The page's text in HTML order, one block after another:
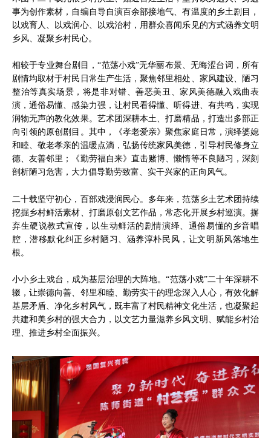
事为创作素材，自编自导自演百余部接地气、有温度的乡土剧目，
以戏育人、以戏润心、以戏治村，用群众喜闻乐见的方式涵养文明
乡风、凝聚乡村民心。
相较于专业舞台剧目，“范荡小戏”无华丽布景、无晦涩台词，所有
剧情均取材于村民日常生产生活，聚焦邻里相处、家风建设、陋习
整治等真实场景，将是非对错、善恶美丑、家风美德融入戏曲表
演，通俗易懂、感染力强，让村民看得懂、听得进、有共鸣，实现
润物无声的教化效果。艺术团深耕本土、打磨精品，打造出多部正
向引领的原创剧目。其中，《孝老爱亲》聚焦家庭日常，演绎婆媳
和睦、敬老孝亲的温暖点滴，弘扬传统家风美德，引导村民修身立
德、友善邻里；《勤劳福自来》直击赌博、懒惰等不良陋习，深刻
剖析陋习危害，大力倡导勤劳致富、实干兴家的正向风气。
二十载坚守初心，百部戏浸润民心。多年来，范荡乡土艺术团持续
挖掘乡村鲜活素材、打磨原创文艺作品，常态化开展乡村巡演。摒
弃生硬说教式宣传，以生动鲜活的剧情演绎、通俗易懂的乡音唱
腔，潜移默化纠正乡村陋习、涵养淳朴民风，让文明新风落地生
根。
小小乡土戏台，成为基层治理的大阵地。“范荡小戏”二十年深耕不
辍，让崇德向善、邻里和睦、勤劳实干的理念深入人心，有效化解
基层矛盾、净化乡村风气，既丰富了村民精神文化生活，也凝聚起
共建和美乡村的强大合力，以文艺力量滋养乡风文明、赋能乡村治
理、推进乡村全面振兴。